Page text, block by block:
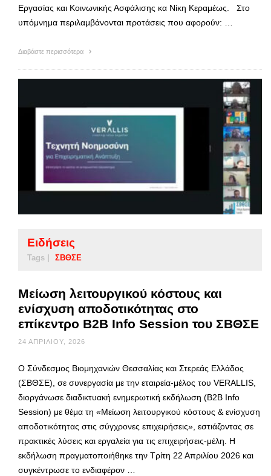
Εργασίας και Κοινωνικής Ασφάλισης κα Νίκη Κεραμέως. Στο
υπόμνημα περιλαμβάνονται προτάσεις που αφορούν: …
Διαβάστε περισσότερα
Ειδήσεις
Tags | ΣΒΘΣΕ
Μείωση λειτουργικού κόστους και
ενίσχυση αποδοτικότητας στο
επίκεντρο B2B Info Session του ΣΒΘΣΕ
24 ΑΠΡΙΛΊΟΥ, 2026
Ο Σύνδεσμος Βιομηχανιών Θεσσαλίας και Στερεάς Ελλάδος
(ΣΒΘΣΕ), σε συνεργασία με την εταιρεία-μέλος του VERALLIS,
διοργάνωσε διαδικτυακή ενημερωτική εκδήλωση (B2B Info
Session) με θέμα τη «Μείωση λειτουργικού κόστους & ενίσχυση
αποδοτικότητας στις σύγχρονες επιχειρήσεις», εστιάζοντας σε
πρακτικές λύσεις και εργαλεία για τις επιχειρήσεις-μέλη. Η
εκδήλωση πραγματοποιήθηκε την Τρίτη 22 Απριλίου 2026 και
συγκέντρωσε το ενδιαφέρον …